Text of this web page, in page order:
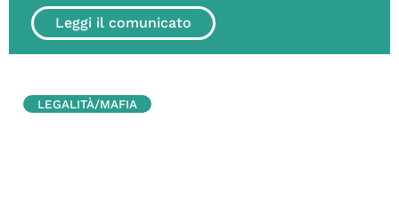
Leggi il comunicato
LEGALITÀ/MAFIA